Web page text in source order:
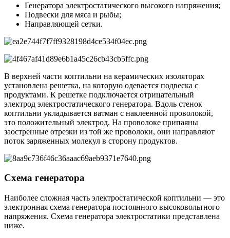
Генератора электростатического высокого напряжения;
Подвески для мяса и рыбы;
Направляющей сетки.
В верхней части коптильни на керамических изоляторах
установлена решетка, на которую одевается подвеска с
продуктами. К решетке подключается отрицательный
электрод электростатического генератора. Вдоль стенок
коптильни укладывается ватман с наклеенной проволокой,
это положительный электрод. На проволоке припаяны
заостренные отрезки из той же проволоки, они направляют
поток заряженных молекул в сторону продуктов.
Схема генератора
Наиболее сложная часть электростатической коптильни — это
электронная схема генератора постоянного высоковольтного
напряжения. Схема генератора электростатики представлена
ниже.